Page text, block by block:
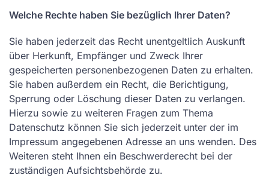
Welche Rechte haben Sie bezüglich Ihrer Daten?
Sie haben jederzeit das Recht unentgeltlich Auskunft
über Herkunft, Empfänger und Zweck Ihrer
gespeicherten personenbezogenen Daten zu erhalten.
Sie haben außerdem ein Recht, die Berichtigung,
Sperrung oder Löschung dieser Daten zu verlangen.
Hierzu sowie zu weiteren Fragen zum Thema
Datenschutz können Sie sich jederzeit unter der im
Impressum angegebenen Adresse an uns wenden. Des
Weiteren steht Ihnen ein Beschwerderecht bei der
zuständigen Aufsichtsbehörde zu.